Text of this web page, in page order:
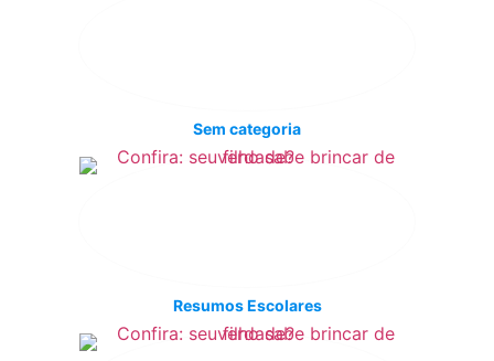
Sem categoria
Resumos Escolares